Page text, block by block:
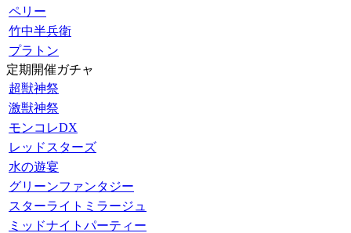
ペリー
竹中半兵衛
プラトン
定期開催ガチャ
超獣神祭
激獣神祭
モンコレDX
レッドスターズ
水の遊宴
グリーンファンタジー
スターライトミラージュ
ミッドナイトパーティー